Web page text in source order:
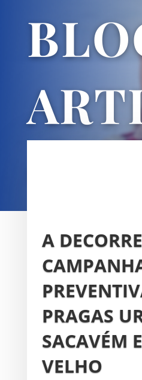
UNIÃO DAS
A
PRAGAS
SACAVÉM
VELHO